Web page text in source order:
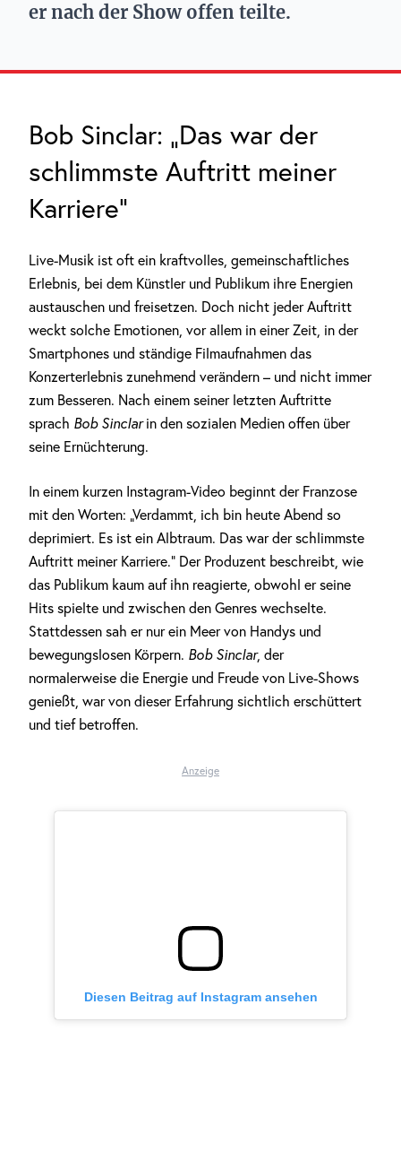
er nach der Show offen teilte.
Bob Sinclar: „Das war der
schlimmste Auftritt meiner
Karriere“
Live-Musik ist oft ein kraftvolles, gemeinschaftliches
Erlebnis, bei dem Künstler und Publikum ihre Energien
austauschen und freisetzen. Doch nicht jeder Auftritt
weckt solche Emotionen, vor allem in einer Zeit, in der
Smartphones und ständige Filmaufnahmen das
Konzerterlebnis zunehmend verändern – und nicht immer
zum Besseren. Nach einem seiner letzten Auftritte
sprach Bob Sinclarin den sozialen Medien offen über
seine Ernüchterung.
In einem kurzen Instagram-Video beginnt der Franzose
mit den Worten: „Verdammt, ich bin heute Abend so
deprimiert. Es ist ein Albtraum. Das war der schlimmste
Auftritt meiner Karriere.“ Der Produzent beschreibt, wie
das Publikum kaum auf ihn reagierte, obwohl er seine
Hits spielte und zwischen den Genres wechselte.
Stattdessen sah er nur ein Meer von Handys und
bewegungslosen Körpern. Bob Sinclar, der
normalerweise die Energie und Freude von Live-Shows
genießt, war von dieser Erfahrung sichtlich erschüttert
und tief betroffen.
Anzeige
Diesen Beitrag auf Instagram ansehen